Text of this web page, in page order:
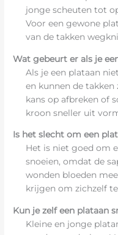
jonge scheuten tot
Voor een gewone
van de takken
Wat gebeurt er als je
Als je een plataan
en kunnen de
kans op afbreken of
kroon sneller uit
Is het slecht om een
Het is niet goed om
snoeien, omdat de
wonden bloeden
krijgen om zichzelf
Kun je zelf een plataan
Kleine en jonge